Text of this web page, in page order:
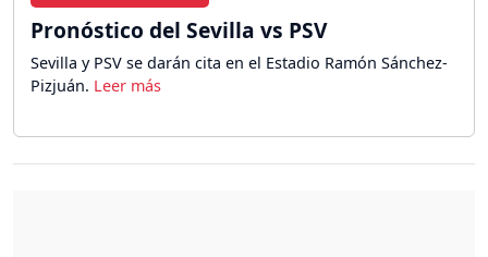
Pronóstico del Sevilla vs PSV
Sevilla y PSV se darán cita en el Estadio Ramón Sánchez-
Pizjuán.